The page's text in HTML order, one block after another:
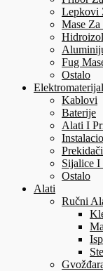
Lepkovi
Mase
Fug
Ostalo
Elektromaterijal
Kablovi
Baterije
Alati I
Sijalice I
Ostalo
Alati
Ručni